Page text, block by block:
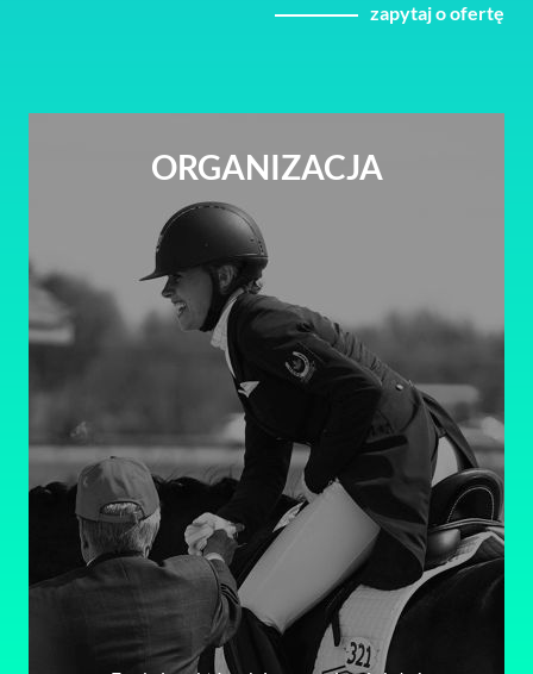
zapytaj o ofertę
ORGANIZACJA